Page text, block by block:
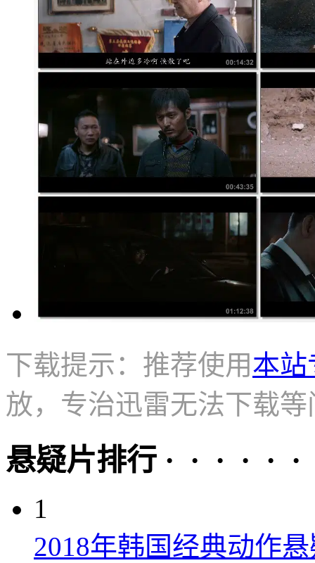
下载提示：推荐使用本站
放，专治迅雷无法下载等
悬疑片排行 · · · · · ·
1
2018年韩国经典动作